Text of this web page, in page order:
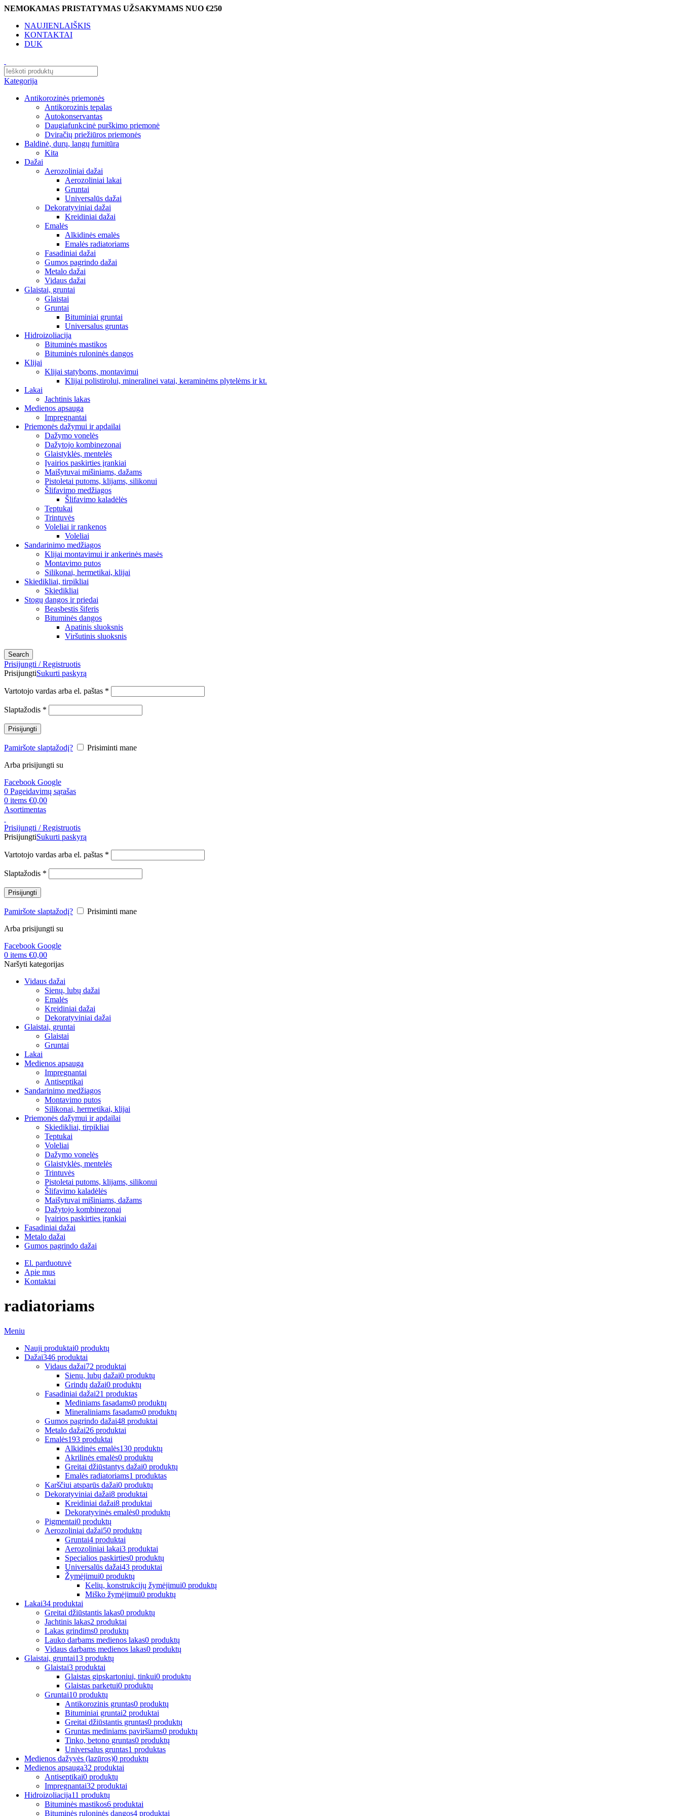
NEMOKAMAS PRISTATYMAS UŽSAKYMAMS NUO €250
NAUJIENLAIŠKIS
KONTAKTAI
DUK
Kategorija
Antikorozinės priemonės
Antikorozinis tepalas
Autokonservantas
Daugiafunkcinė purškimo priemonė
Dviračių priežiūros priemonės
Baldinė, durų, langų furnitūra
Kita
Dažai
Aerozoliniai dažai
Aerozoliniai lakai
Gruntai
Universalūs dažai
Dekoratyviniai dažai
Kreidiniai dažai
Emalės
Alkidinės emalės
Emalės radiatoriams
Fasadiniai dažai
Gumos pagrindo dažai
Metalo dažai
Vidaus dažai
Glaistai, gruntai
Glaistai
Gruntai
Bituminiai gruntai
Universalus gruntas
Hidroizoliacija
Bituminės mastikos
Bituminės ruloninės dangos
Klijai
Klijai statyboms, montavimui
Klijai polistirolui, mineralinei vatai, keraminėms plytelėms ir kt.
Lakai
Jachtinis lakas
Medienos apsauga
Impregnantai
Priemonės dažymui ir apdailai
Dažymo vonelės
Dažytojo kombinezonai
Glaistyklės, mentelės
Įvairios paskirties įrankiai
Maišytuvai mišiniams, dažams
Pistoletai putoms, klijams, silikonui
Šlifavimo medžiagos
Šlifavimo kaladėlės
Teptukai
Trintuvės
Voleliai ir rankenos
Voleliai
Sandarinimo medžiagos
Klijai montavimui ir ankerinės masės
Montavimo putos
Silikonai, hermetikai, klijai
Skiedikliai, tirpikliai
Skiedikliai
Stogų dangos ir priedai
Beasbestis šiferis
Bituminės dangos
Apatinis sluoksnis
Viršutinis sluoksnis
Search
Prisijungti / Registruotis
PrisijungtiSukurti paskyrą
Vartotojo vardas arba el. paštas *
Slaptažodis *
Prisijungti
Pamiršote slaptažodį?
Prisiminti mane
Arba prisijungti su
Facebook Google
0 Pageidavimų sąrašas
0 items €0,00
Asortimentas
Prisijungti / Registruotis
PrisijungtiSukurti paskyrą
Vartotojo vardas arba el. paštas *
Slaptažodis *
Prisijungti
Pamiršote slaptažodį?
Prisiminti mane
Arba prisijungti su
Facebook Google
0 items €0,00
Naršyti kategorijas
Vidaus dažai
Sienų, lubų dažai
Emalės
Kreidiniai dažai
Dekoratyviniai dažai
Glaistai, gruntai
Glaistai
Gruntai
Lakai
Medienos apsauga
Impregnantai
Antiseptikai
Sandarinimo medžiagos
Montavimo putos
Silikonai, hermetikai, klijai
Priemonės dažymui ir apdailai
Skiedikliai, tirpikliai
Teptukai
Voleliai
Dažymo vonelės
Glaistyklės, mentelės
Trintuvės
Pistoletai putoms, klijams, silikonui
Šlifavimo kaladėlės
Maišytuvai mišiniams, dažams
Dažytojo kombinezonai
Įvairios paskirties įrankiai
Fasadiniai dažai
Metalo dažai
Gumos pagrindo dažai
El. parduotuvė
Apie mus
Kontaktai
radiatoriams
Meniu
Nauji produktai0 produktų
Dažai346 produktai
Vidaus dažai72 produktai
Sienų, lubų dažai0 produktų
Grindų dažai0 produktų
Fasadiniai dažai21 produktas
Mediniams fasadams0 produktų
Mineraliniams fasadams0 produktų
Gumos pagrindo dažai48 produktai
Metalo dažai26 produktai
Emalės193 produktai
Alkidinės emalės130 produktų
Akrilinės emalės0 produktų
Greitai džiūstantys dažai0 produktų
Emalės radiatoriams1 produktas
Karščiui atsparūs dažai0 produktų
Dekoratyviniai dažai8 produktai
Kreidiniai dažai8 produktai
Dekoratyvinės emalės0 produktų
Pigmentai0 produktų
Aerozoliniai dažai50 produktų
Gruntai4 produktai
Aerozoliniai lakai3 produktai
Specialios paskirties0 produktų
Universalūs dažai43 produktai
Žymėjimui0 produktų
Kelių, konstrukcijų žymėjimui0 produktų
Miško žymėjimui0 produktų
Lakai34 produktai
Greitai džiūstantis lakas0 produktų
Jachtinis lakas2 produktai
Lakas grindims0 produktų
Lauko darbams medienos lakas0 produktų
Vidaus darbams medienos lakas0 produktų
Glaistai, gruntai13 produktų
Glaistai3 produktai
Glaistas gipskartoniui, tinkui0 produktų
Glaistas parketui0 produktų
Gruntai10 produktų
Antikorozinis gruntas0 produktų
Bituminiai gruntai2 produktai
Greitai džiūstantis gruntas0 produktų
Gruntas mediniams paviršiams0 produktų
Tinko, betono gruntas0 produktų
Universalus gruntas1 produktas
Medienos dažyvės (lazūros)0 produktų
Medienos apsauga32 produktai
Antiseptikai0 produktų
Impregnantai32 produktai
Hidroizoliacija11 produktų
Bituminės mastikos6 produktai
Bituminės ruloninės dangos4 produktai